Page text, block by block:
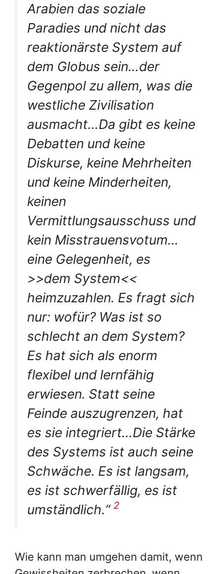
Arabien das soziale
Paradies und nicht das
reaktionärste System auf
dem Globus sein…der
Gegenpol zu allem, was die
westliche Zivilisation
ausmacht…Da gibt es keine
Debatten und keine
Diskurse, keine Mehrheiten
und keine Minderheiten,
keinen
Vermittlungsausschuss und
kein Misstrauensvotum…
eine Gelegenheit, es
>>dem System<<
heimzuzahlen. Es fragt sich
nur: wofür? Was ist so
schlecht an dem System?
Es hat sich als enorm
flexibel und lernfähig
erwiesen. Statt seine
Feinde auszugrenzen, hat
es sie integriert…Die Stärke
des Systems ist auch seine
Schwäche. Es ist langsam,
es ist schwerfällig, es ist
umständlich.“ 2
Wie kann man umgehen damit, wenn